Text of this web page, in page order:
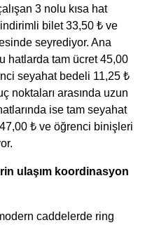
3 nolu kısa hat
bilet 33,50 ₺ ve
seyrediyor. Ana
hatlarda tam ücret 45,00
seyahat bedeli 11,25 ₺
noktaları arasında uzun
ise tam seyahat
₺ ve öğrenci binişleri
ulaşım koordinasyon
caddelerde ring